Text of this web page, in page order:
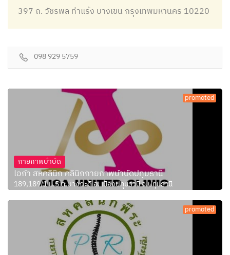
397 ถ. วัชรพล ท่าแร้ง บางเขน กรุงเทพมหานคร 10220
098 929 5759
promoted
กายภาพบำบัด
ไอก้า สหคลินิก คลินิกกายภาพบำบัดปทุมธานี
189,189/1 ม.5 ต.บางกะดี อ. เมืองปทุมธานี จ.ปทุมธานี
promoted